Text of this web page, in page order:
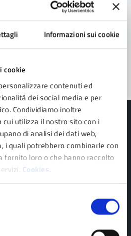
Informazioni sui cookie
cookie
contenuti ed
dei social media e per
Condividiamo inoltre
utilizza il nostro sito con i
di analisi dei dati web,
i quali potrebbero combinarle con
fornito loro o che hanno raccolto
Cookies.
nel Frignano